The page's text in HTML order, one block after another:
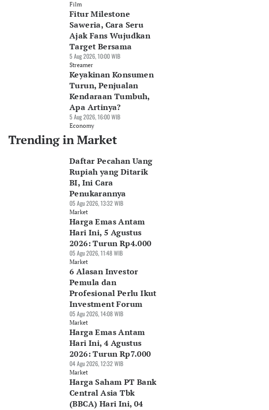
Film
Fitur Milestone
Saweria, Cara Seru
Ajak Fans Wujudkan
Target Bersama
5 Aug 2026, 10:00 WIB
Streamer
Keyakinan Konsumen
Turun, Penjualan
Kendaraan Tumbuh,
Apa Artinya?
5 Aug 2026, 16:00 WIB
Economy
Trending in Market
Daftar Pecahan Uang
Rupiah yang Ditarik
BI, Ini Cara
Penukarannya
05 Agu 2026, 13:32 WIB
Market
Harga Emas Antam
Hari Ini, 5 Agustus
2026: Turun Rp4.000
05 Agu 2026, 11:48 WIB
Market
6 Alasan Investor
Pemula dan
Profesional Perlu Ikut
Investment Forum
05 Agu 2026, 14:08 WIB
Market
Harga Emas Antam
Hari Ini, 4 Agustus
2026: Turun Rp7.000
04 Agu 2026, 12:32 WIB
Market
Harga Saham PT Bank
Central Asia Tbk
(BBCA) Hari Ini, 04